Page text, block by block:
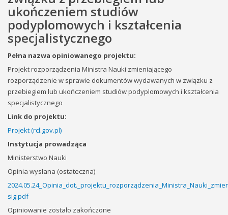
ukończeniem studiów
podyplomowych i kształcenia
specjalistycznego
Pełna nazwa opiniowanego projektu:
Projekt rozporządzenia Ministra Nauki zmieniającego
rozporządzenie w sprawie dokumentów wydawanych w związku z
przebiegiem lub ukończeniem studiów podyplomowych i kształcenia
specjalistycznego
Link do projektu:
Projekt (rcl.gov.pl)
Instytucja prowadząca
Ministerstwo Nauki
Opinia wysłana (ostateczna)
sig.pdf
Opiniowanie zostało zakończone